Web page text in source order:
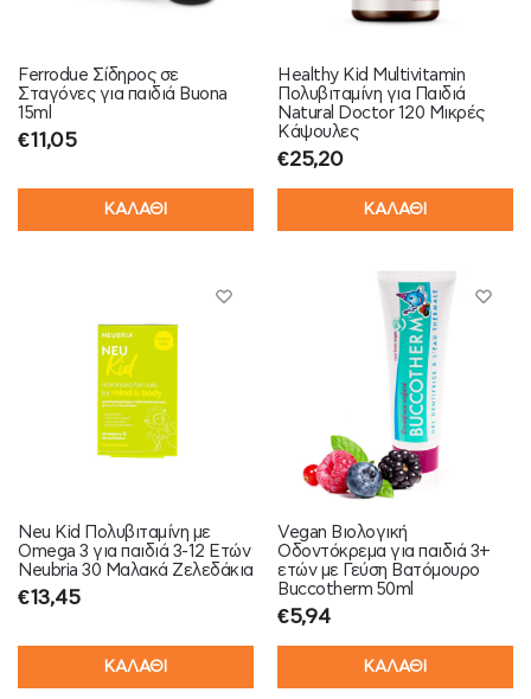
Ferrodue Σίδηρος σε
Σταγόνες για παιδιά Buona
15ml
€11,05
ΚΑΛΑΘΙ
Healthy Kid Multivitamin
Πολυβιταμίνη για Παιδιά
Natural Doctor 120 Μικρές
Κάψουλες
€25,20
ΚΑΛΑΘΙ
Neu Kid Πολυβιταμίνη με
Omega 3 για παιδιά 3-12 Ετών
Neubria 30 Μαλακά Ζελεδάκια
€13,45
ΚΑΛΑΘΙ
Vegan Βιολογική
Οδοντόκρεμα για παιδιά 3+
ετών με Γεύση Βατόμουρο
Buccotherm 50ml
€5,94
ΚΑΛΑΘΙ